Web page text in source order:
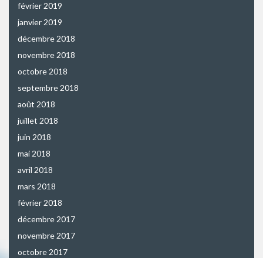
février 2019
janvier 2019
décembre 2018
novembre 2018
octobre 2018
septembre 2018
août 2018
juillet 2018
juin 2018
mai 2018
avril 2018
mars 2018
février 2018
décembre 2017
novembre 2017
octobre 2017